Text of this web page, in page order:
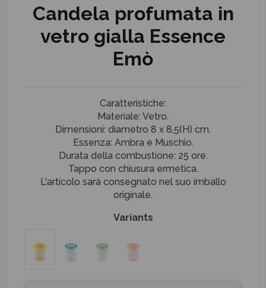
Candela profumata in
vetro gialla Essence
Emò
Caratteristiche:
Materiale: Vetro.
Dimensioni: diametro 8 x 8,5(H) cm.
Essenza: Ambra e Muschio.
Durata della combustione: 25 ore.
Tappo con chiusura ermetica.
L'articolo sarà consegnato nel suo imballo
originale.
Variants